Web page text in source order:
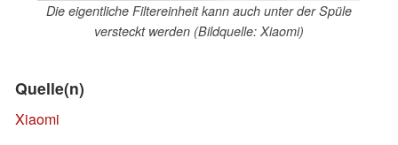
Die eigentliche Filtereinheit kann auch unter der Spüle
versteckt werden (Bildquelle: Xiaomi)
Quelle(n)
Xiaomi